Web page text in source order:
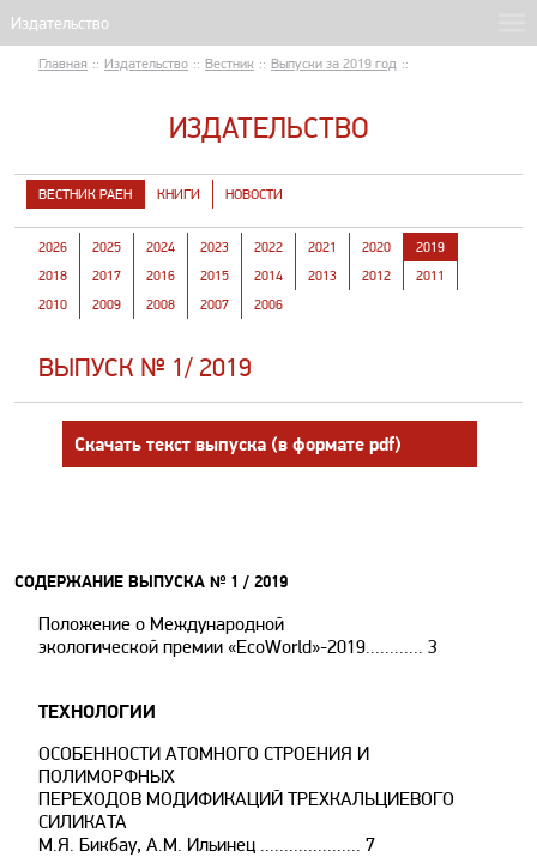
Главная :: Издательство :: Вестник :: Выпуски за 2019 год ::
ИЗДАТЕЛЬСТВО
ВЕСТНИК РАЕН КНИГИ НОВОСТИ
2026 2025 2024 2023 2022 2021 2020
2019
2018
2017 2016 2015 2014 2013 2012
2011
2010
2009 2008 2007 2006
ВЫПУСК № 1/ 2019
Скачать текст выпуска (в формате pdf)
СОДЕРЖАНИЕ ВЫПУСКА № 1 / 2019
Положение о Международной
экологической премии «EcoWorld»-2019............ 3
ТЕХНОЛОГИИ
ОСОБЕННОСТИ АТОМНОГО СТРОЕНИЯ И
ПОЛИМОРФНЫХ
ПЕРЕХОДОВ МОДИФИКАЦИЙ ТРЕХКАЛЬЦИЕВОГО
СИЛИКАТА
М.Я. Бикбау, А.М. Ильинец ..................... 7